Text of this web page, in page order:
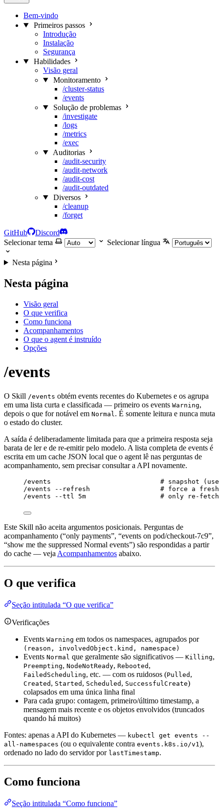
Bem-vindo
Primeiros passos
Introdução
Instalação
Segurança
Habilidades
Visão geral
Monitoramento
/cluster-status
/events
Solução de problemas
/investigate
/logs
/metrics
/exec
Auditorias
/audit-security
/audit-network
/audit-cost
/audit-outdated
Diversos
/cleanup
/forget
GitHub
Discord
Selecionar tema
Selecionar língua
Nesta página
Nesta página
Visão geral
O que verifica
Como funciona
Acompanhamentos
O que o agent é instruído
Opções
/events
O Skill /events obtém events recentes do Kubernetes e os agrupa
em uma lista curta e classificada — primeiro os events Warning,
depois o que for notável em Normal . É somente leitura e nunca muta
o estado do cluster.
A saída é deliberadamente limitada para que a primeira resposta seja
barata de ler e de re-emitir pelo modelo. A lista completa de events é
escrita em um cache JSON local que o agent lê nas perguntas de
acompanhamento, sem precisar consultar a API novamente.
/events                            # snapshot
/events --refresh                  # force a fresh
/events --ttl 5m                   # only re-fetch
Este Skill não aceita argumentos posicionais. Perguntas de
acompanhamento (“only payments”, “events on pod/checkout-7c9”,
“show me the suppressed Normal events”) são respondidas a partir
do cache — veja Acompanhamentos abaixo.
O que verifica
Seção intitulada “O que verifica”
Verificações
Events Warning em todos os namespaces, agrupados por
(reason, involvedObject.kind, namespace)
Events Normal que geralmente são significativos — Killing,
Preempting, NodeNotReady, Rebooted ,
FailedScheduling, etc. — com os ruidosos (Pulled ,
Created , Started , Scheduled , SuccessfulCreate)
colapsados em uma única linha final
Para cada grupo: contagem, primeiro/último timestamp, a
mensagem mais recente e os objetos envolvidos (truncados
quando há muitos)
Fontes: apenas a API do Kubernetes — kubectl get events --
all-namespaces (ou o equivalente contra events.k8s.io/v1 ),
ordenado no lado do servidor por lastTimestamp.
Como funciona
Seção intitulada “Como funciona”